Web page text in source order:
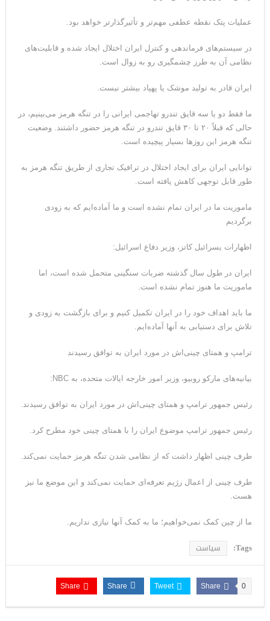
عملیات پتک نقطه عطفی مهم‌تر و تأثیرگذارتر خواهد بود.
در سیستم‌های فرماندهی و کنترل ایران اختلال ایجاد شده و قابلیت‌های
نظامی آن به طرز چشمگیری رو به زوال است.
ایران قادر به تولید موشک یا پهپاد بیشتر نیست.
ما فقط دو یا سه قایق تندرو تهاجمی ایرانی را در تنگه هرمز می‌بینیم، در
حالی که قبلاً ۲۰ تا ۳۰ قایق تندرو در تنگه هرمز حضور داشتند. وضعیت
تنگه هرمز این روزها بسیار پیچیده است.
توانایی ایران برای ایجاد اختلال در ترافیک تجاری از طریق تنگه هرمز به
طور قابل توجهی کاهش یافته است.
ماموریت ما در ایران تمام نشده است و ما آماده‌ایم که به زودی
برگردیم
اظهارات یسرائیل کاتز، وزیر دفاع اسرائیل:
ایران در طول سال گذشته ضربات سنگینی متحمل شده است، اما
ماموریت ما هنوز تمام نشده است.
ما باید اهداف خود را در ایران تکمیل کنیم و برای بازگشت به زودی و
تلاش برای دستیابی به آنها آماده‌ایم.
ترامپ و همتای چینی‌اش در مورد ایران به توافق رسیدند
بیانیه‌های مارکو روبیو، وزیر امور خارجه ایالات متحده، به NBC:
رئیس جمهور ترامپ و همتای چینی‌اش در مورد ایران به توافق رسیدند.
رئیس جمهور ترامپ موضوع ایران را با همتای چینی خود مطرح کرد.
طرف چینی اظهار داشت که از نظامی شدن تنگه هرمز حمایت نمی‌کند.
طرف چینی از اعمال رژیم تعرفه‌ای حمایت نمی‌کند و این موضع ما نیز
هست.
ما از چین کمک نمی‌خواهیم؛ ما به کمک آنها نیازی نداریم.
Tags: سیاست
Share 0
Tweet
Share
Share